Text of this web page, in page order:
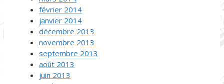
février 2014
janvier 2014
décembre 2013
novembre 2013
septembre 2013
août 2013
juin 2013